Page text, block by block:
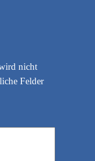
nicht
Felder